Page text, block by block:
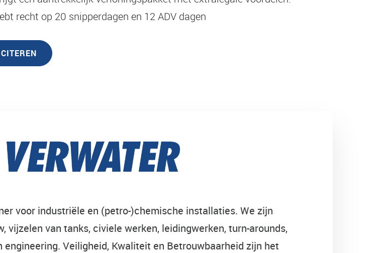
recht op 20 snipperdagen en 12 ADV dagen
voor industriële en (petro-)chemische installaties. We zijn
vijzelen van tanks, civiele werken, leidingwerken, turn-arounds,
engineering. Veiligheid, Kwaliteit en Betrouwbaarheid zijn het